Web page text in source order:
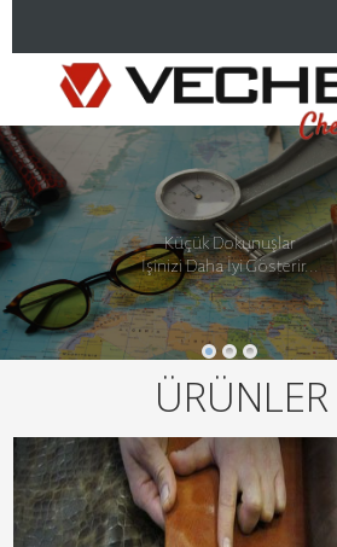
Küçük Dokunuşlar
İşinizi Daha İyi Gösterir...
ÜRÜNLER